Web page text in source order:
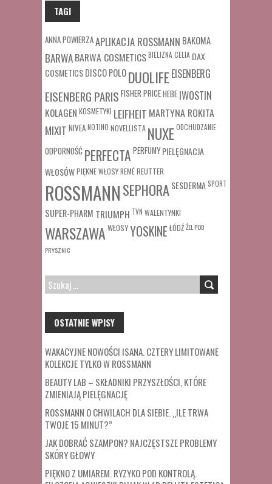
TAGI
ANNA POWIERZAAPLIKACJA ROSSMANN BAKOMA
BARWABARWA COSMETICSBIELIZNACELIA DAX
COSMETICSDISCO POLODUOLIFE EISENBERG
EISENBERG PARIS FISHER PRICEHEBE IWOSTIN
KOLAGEN KOSMETYKI LEIFHEIT MARTYNA ROKITA
MIXIT NIVEANOTINO NOVELLISTA NUXEODCHUDZANIE
ODPORNOŚĆ PERFECTA PERFUMY PIELĘGNACJA
WŁOSÓWPIĘKNE WŁOSYREMÉREUTTER
ROSSMANNSEPHORASESDERMA SPORT
SUPER-PHARM TRIUMPH TVN WALENTYNKI
WARSZAWA WŁOSYYOSKINE ŁÓDŹŻEL POD
PRYSZNIC
SZUKAJ:
OSTATNIE WPISY
WAKACYJNE NOWOŚCI ISANA. CZTERY LIMITOWANE
KOLEKCJE TYLKO W ROSSMANN
BEAUTY LAB – SKŁADNIKI PRZYSZŁOŚCI, KTÓRE
ZMIENIAJĄ PIELĘGNACJĘ
ROSSMANN O CHWILACH DLA SIEBIE. „ILE TRWA
TWOJE 15 MINUT?”
JAK DOBRAĆ SZAMPON? NAJCZĘSTSZE PROBLEMY
SKÓRY GŁOWY
PIĘKNO Z UMIAREM. RYZYKO POD KONTROLĄ.